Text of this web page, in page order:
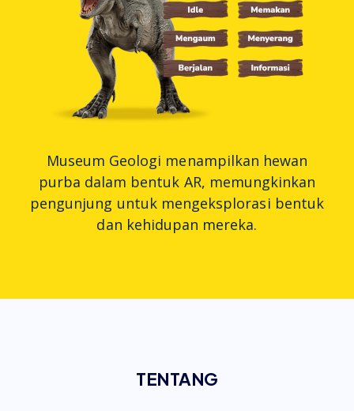
Museum Geologi menampilkan hewan
purba dalam bentuk AR, memungkinkan
pengunjung untuk mengeksplorasi bentuk
dan kehidupan mereka.
TENTANG